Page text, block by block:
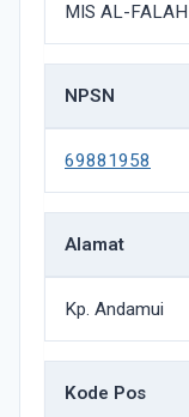
MIS AL-
NPSN
69881958
Alamat
Kp. Andamui
Kode Pos